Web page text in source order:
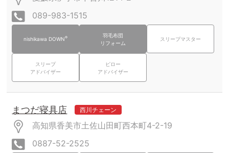
089-983-1515
nishikawa DOWN®
羽毛布団
リフォーム
スリープマスター
スリープ
アドバイザー
ピロー
アドバイザー
まつだ寝具店 西川チェーン
高知県香美市土佐山田町西本町4-2-19
0887-52-2525